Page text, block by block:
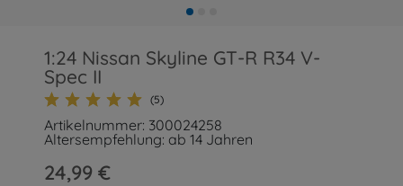
1:24 Nissan Skyline GT-R R34 V-
Spec II
(5)
Artikelnummer: 300024258
Altersempfehlung: ab 14 Jahren
24,99 €